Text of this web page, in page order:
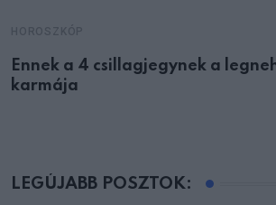
Ennek a 4 csillagjegynek a
karmája
LEGÚJABB POSZTOK: